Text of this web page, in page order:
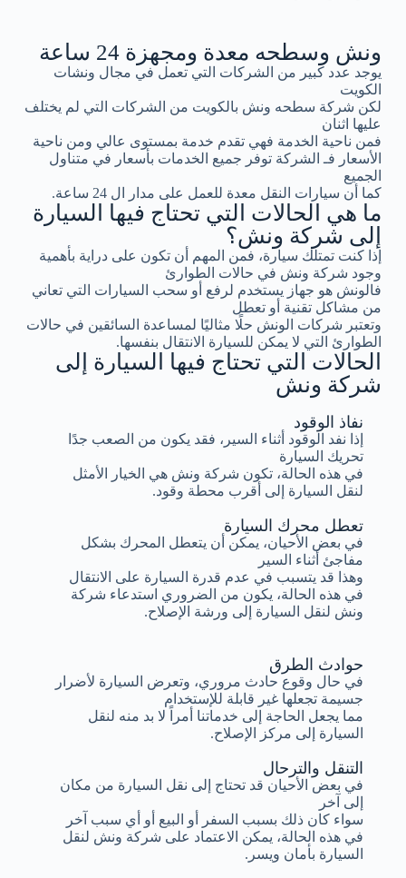
ونش وسطحه معدة ومجهزة 24 ساعة
يوجد عدد كبير من الشركات التي تعمل في مجال ونشات
الكويت
لكن شركة سطحه ونش بالكويت من الشركات التي لم يختلف
عليها اثنان
فمن ناحية الخدمة فهي تقدم خدمة بمستوى عالي ومن ناحية
الأسعار فـ الشركة توفر جميع الخدمات بأسعار في متناول
الجميع
كما أن سيارات النقل معدة للعمل على مدار ال 24 ساعة.
ما هي الحالات التي تحتاج فيها السيارة
إلى شركة ونش؟
إذا كنت تمتلك سيارة، فمن المهم أن تكون على دراية بأهمية
وجود شركة ونش في حالات الطوارئ
فالونش هو جهاز يستخدم لرفع أو سحب السيارات التي تعاني
من مشاكل تقنية أو تعطل
وتعتبر شركات الونش حلًا مثاليًا لمساعدة السائقين في حالات
الطوارئ التي لا يمكن للسيارة الانتقال بنفسها.
الحالات التي تحتاج فيها السيارة إلى
شركة ونش
تعطل محرك السيارة
في بعض الأحيان، يمكن أن يتعطل المحرك بشكل
مفاجئ أثناء السير
وهذا قد يتسبب في عدم قدرة السيارة على الانتقال
في هذه الحالة، يكون من الضروري استدعاء شركة
ونش لنقل السيارة إلى ورشة الإصلاح.
نفاذ الوقود
إذا نفد الوقود أثناء السير، فقد يكون من الصعب جدًا
تحريك السيارة
في هذه الحالة، تكون شركة ونش هي الخيار الأمثل
لنقل السيارة إلى أقرب محطة وقود.
التنقل والترحال
في بعض الأحيان قد تحتاج إلى نقل السيارة من مكان
إلى آخر
سواء كان ذلك بسبب السفر أو البيع أو أي سبب آخر
في هذه الحالة، يمكن الاعتماد على شركة ونش لنقل
السيارة بأمان ويسر.
حوادث الطرق
في حال وقوع حادث مروري، وتعرض السيارة لأضرار
جسيمة تجعلها غير قابلة للإستخدام
مما يجعل الحاجة إلى خدماتنا أمراً لا بد منه لنقل
السيارة إلى مركز الإصلاح.